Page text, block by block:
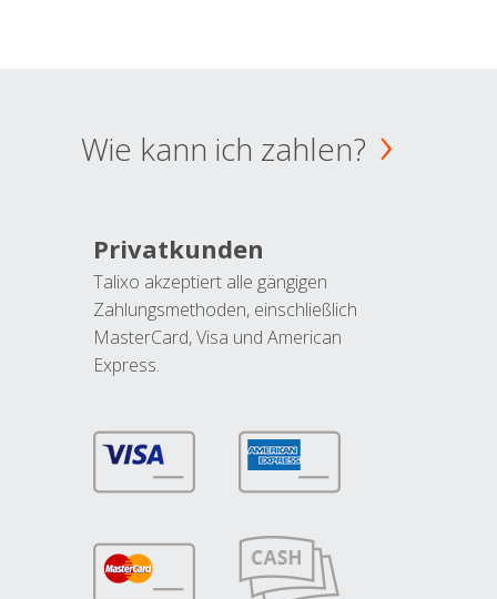
Wie kann ich zahlen?
Privatkunden
Talixo akzeptiert alle gängigen
Zahlungsmethoden, einschließlich
MasterCard, Visa und American
Express.